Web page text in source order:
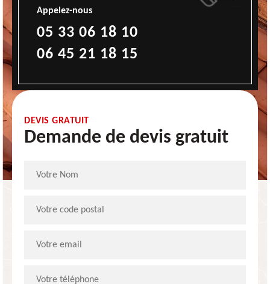
Appelez-nous
05 33 06 18 10
06 45 21 18 15
DEVIS GRATUIT
Demande de devis gratuit